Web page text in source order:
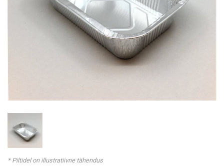
* Piltidel on illustratiivne tähendus